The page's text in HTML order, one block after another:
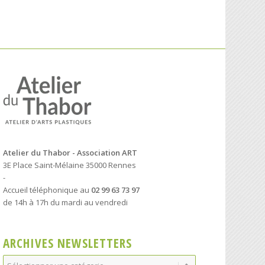
Atelier du Thabor - Association ART
3E Place Saint-Mélaine 35000 Rennes
-
Accueil téléphonique au 02 99 63 73 97
de 14h à 17h du mardi au vendredi
ARCHIVES NEWSLETTERS
Archives